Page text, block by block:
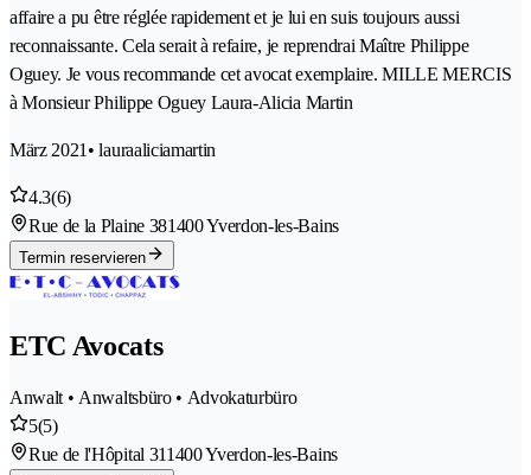
affaire a pu être réglée rapidement et je lui en suis toujours aussi
reconnaissante. Cela serait à refaire, je reprendrai Maître Philippe
Oguey. Je vous recommande cet avocat exemplaire. MILLE MERCIS
à Monsieur Philippe Oguey Laura-Alicia Martin
März 2021 • lauraaliciamartin
4.3(6)
Rue de la Plaine 381400 Yverdon-les-Bains
Termin reservieren
ETC Avocats
Anwalt • Anwaltsbüro • Advokaturbüro
5(5)
Rue de l'Hôpital 311400 Yverdon-les-Bains